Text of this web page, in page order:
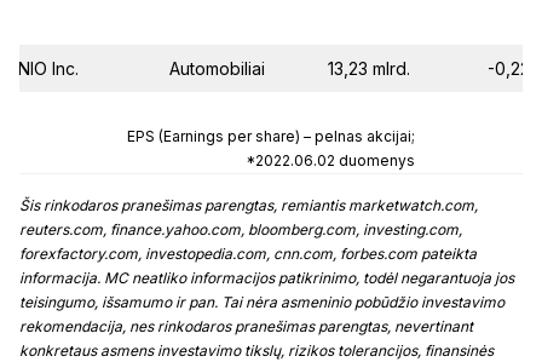
NIO Inc. Automobiliai 13,23 mlrd. -0,22
EPS (Earnings per share) – pelnas akcijai;
*2022.06.02 duomenys
Šis rinkodaros pranešimas parengtas, remiantis marketwatch.com,
reuters.com, finance.yahoo.com, bloomberg.com, investing.com,
forexfactory.com, investopedia.com, cnn.com, forbes.com pateikta
informacija. MC neatliko informacijos patikrinimo, todėl negarantuoja jos
teisingumo, išsamumo ir pan. Tai nėra asmeninio pobūdžio investavimo
rekomendacija, nes rinkodaros pranešimas parengtas, nevertinant
konkretaus asmens investavimo tikslų, rizikos tolerancijos, finansinės